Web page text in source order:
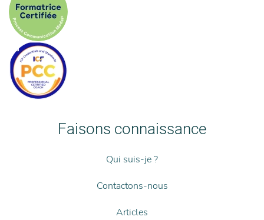
Faisons connaissance
Qui suis-je ?
Contactons-nous
Articles